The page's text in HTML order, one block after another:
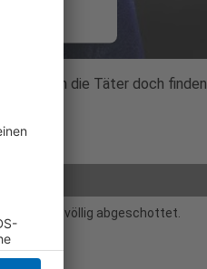
Management
sich die Täter doch finden
falsch.
später völlig abgeschottet.